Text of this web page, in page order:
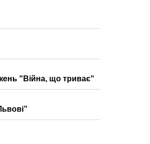
"Війна, що триває"